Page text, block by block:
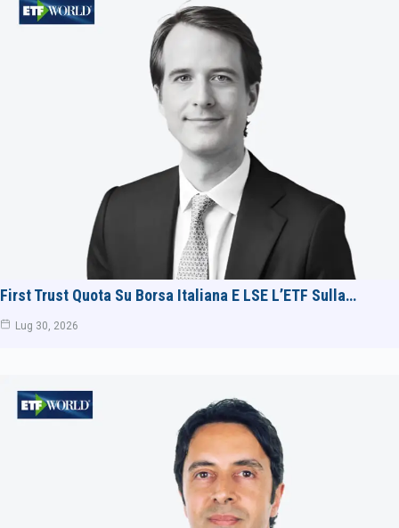
First Trust Quota Su Borsa Italiana E LSE L’ETF Sulla…
Lug 30, 2026